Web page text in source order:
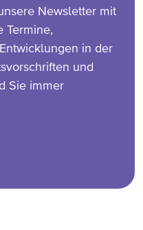
Newsletter mit
Termine,
in der
und
Sie immer